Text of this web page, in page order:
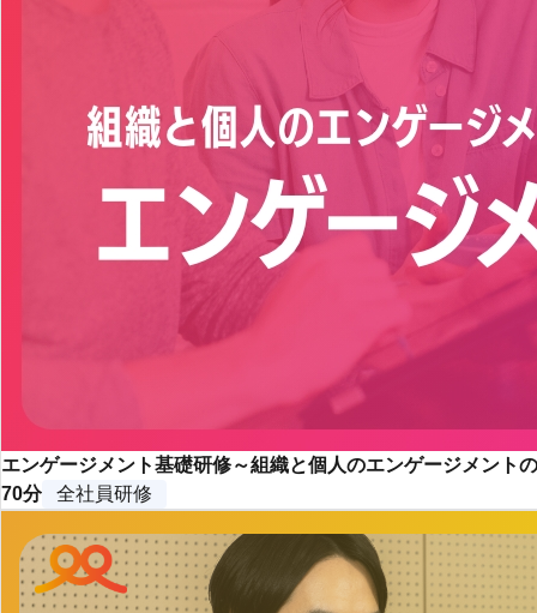
エンゲージメント基礎研修～組織と個人のエンゲージメント
70分
全社員研修